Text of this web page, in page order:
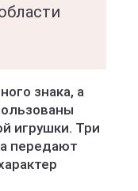
знака, а
игрушки. Три
передают